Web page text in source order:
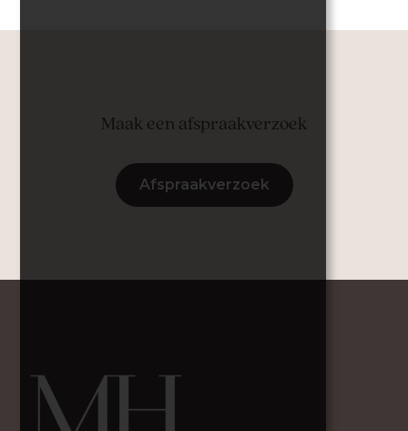
Maak een afspraakverzoek
Afspraakverzoek